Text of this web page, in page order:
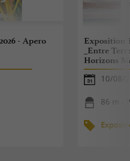
- Apero
Exposition
_Entre
Horizons
10/08/
86 m -